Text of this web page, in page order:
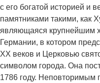
с его богатой историей и
памятниками такими, как
являющаяся крупнейшим
Германии, в котором
XX веков и Церковью
символом города. Она
1786 году. Неповторимым